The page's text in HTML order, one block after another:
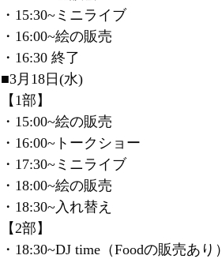
・15:30~ミニライブ
・16:00~絵の販売
・16:30 終了
■3月18日(水)
【1部】
・15:00~絵の販売
・16:00~トークショー
・17:30~ミニライブ
・18:00~絵の販売
・18:30~入れ替え
【2部】
・18:30~DJ time（Foodの販売あり）